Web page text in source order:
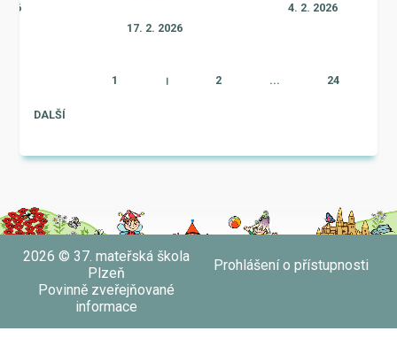
17. 2. 2026
4. 2. 2026
1 | 2 ... 24
DALŠÍ
2026 © 37. mateřská škola
Plzeň
Prohlášení o přístupnosti
Povinně zveřejňované
informace